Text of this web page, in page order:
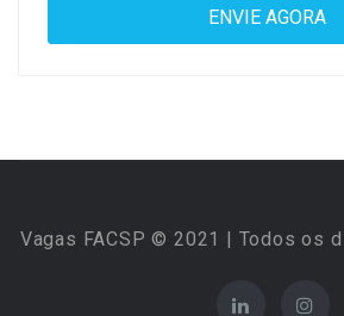
Vagas FACSP © 2021 | Todos os